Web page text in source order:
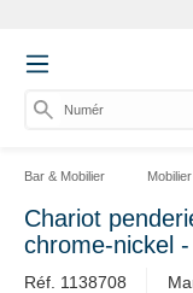
Numéro
Bar & Mobilier Mobilier
Chariot
chrome-nickel
Réf. 1138708